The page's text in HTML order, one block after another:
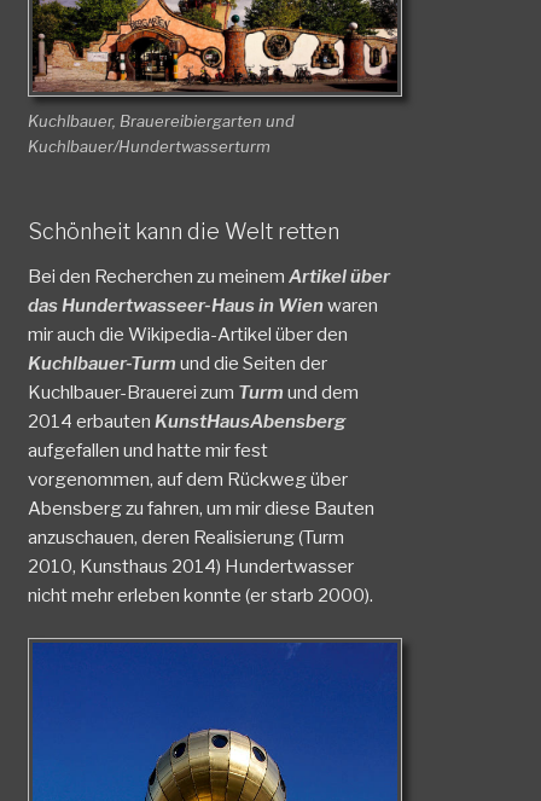
Kuchlbauer, Brauereibiergarten und
Kuchlbauer/Hundertwasserturm
Schönheit kann die Welt retten
Bei den Recherchen zu meinem Artikel über
das Hundertwasseer-Haus in Wienwaren
mir auch die Wikipedia-Artikel über den
Kuchlbauer-Turm und die Seiten der
Kuchlbauer-Brauerei zum Turm und dem
2014 erbauten KunstHausAbensberg
aufgefallen und hatte mir fest
vorgenommen, auf dem Rückweg über
Abensberg zu fahren, um mir diese Bauten
anzuschauen, deren Realisierung (Turm
2010, Kunsthaus 2014) Hundertwasser
nicht mehr erleben konnte (er starb 2000).